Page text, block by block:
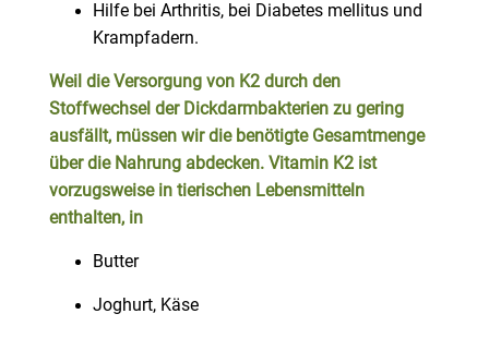
Hilfe bei Arthritis, bei Diabetes mellitus und
Krampfadern.
Weil die Versorgung von K2 durch den
Stoffwechsel der Dickdarmbakterien zu gering
ausfällt, müssen wir die benötigte Gesamtmenge
über die Nahrung abdecken. Vitamin K2 ist
vorzugsweise in tierischen Lebensmitteln
enthalten, in
Butter
Joghurt, Käse